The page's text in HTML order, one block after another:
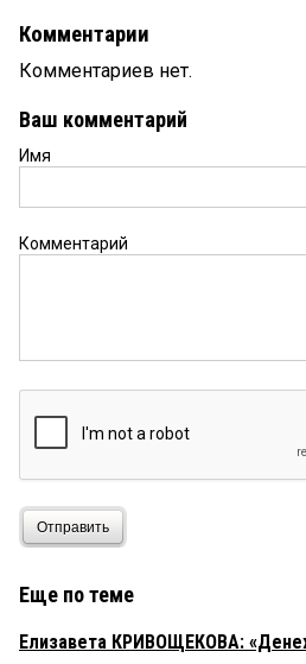
Комментарии
Комментариев нет.
Ваш комментарий
Имя
Комментарий
Отправить
Еще по теме
Елизавета КРИВОЩЕКОВА: